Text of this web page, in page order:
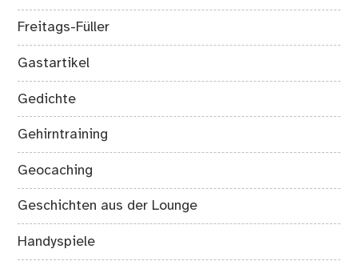
Freitags-Füller
Gastartikel
Gedichte
Gehirntraining
Geocaching
Geschichten aus der Lounge
Handyspiele